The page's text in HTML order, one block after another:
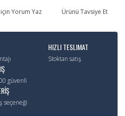
Yorum Yaz Ürünü Tavsiye Et
HIZLI TESLIMAT
Stoktan satış
güvenli
seçeneği